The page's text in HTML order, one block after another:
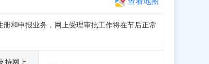
和申报业务，网上受理审批工作将在节后正常
持网上